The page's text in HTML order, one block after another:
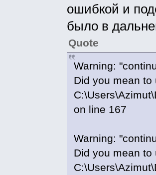
ошибкой и
было в
Quote
Warning:
Did you mean to
on line 167
Warning:
Did you mean to